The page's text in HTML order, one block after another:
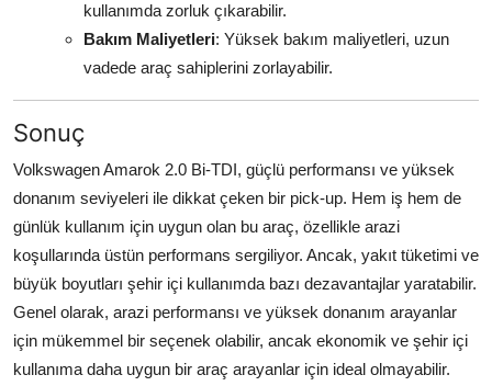
kullanımda zorluk çıkarabilir.
Bakım Maliyetleri: Yüksek bakım maliyetleri, uzun
vadede araç sahiplerini zorlayabilir.
Sonuç
Volkswagen Amarok 2.0 Bi-TDI, güçlü performansı ve yüksek
donanım seviyeleri ile dikkat çeken bir pick-up. Hem iş hem de
günlük kullanım için uygun olan bu araç, özellikle arazi
koşullarında üstün performans sergiliyor. Ancak, yakıt tüketimi ve
büyük boyutları şehir içi kullanımda bazı dezavantajlar yaratabilir.
Genel olarak, arazi performansı ve yüksek donanım arayanlar
için mükemmel bir seçenek olabilir, ancak ekonomik ve şehir içi
kullanıma daha uygun bir araç arayanlar için ideal olmayabilir.